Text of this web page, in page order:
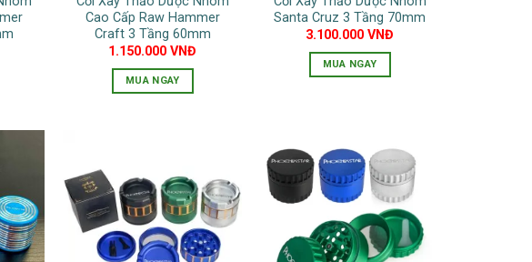
thể
được
chọn
trên
trang
thể
được
trên
Cao Cấp Raw Hammer
Craft 3 Tầng 60mm
1.150.000VNĐ
MUA NGAY
nhiều
biến
thể.
Các
Santa Cruz 3 Tầng 70mm
3.100.000VNĐ
MUA NGAY